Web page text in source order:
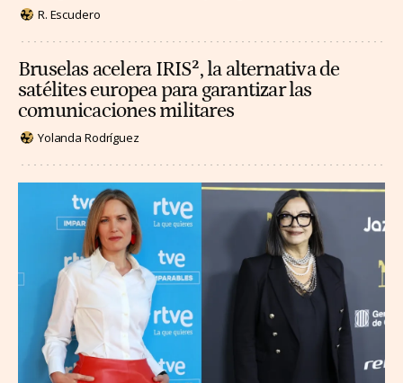
R. Escudero
Bruselas acelera IRIS², la alternativa de
satélites europea para garantizar las
comunicaciones militares
Yolanda Rodríguez